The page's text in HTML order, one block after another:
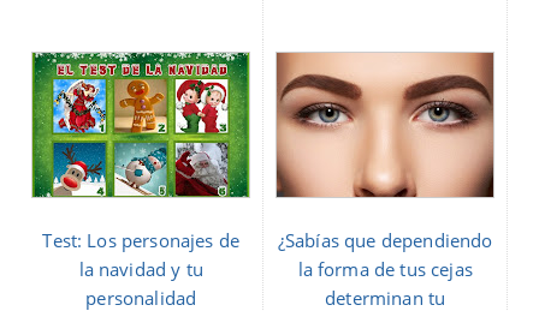
Test: Los personajes de
la navidad y tu
personalidad
¿Sabías que dependiendo
la forma de tus cejas
determinan tu